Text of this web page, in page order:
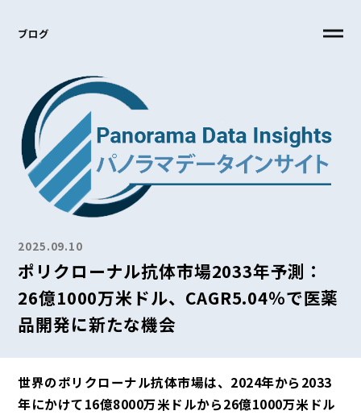
ブログ
2025.09.10
ポリクローナル抗体市場2033年予測：
26億1000万米ドル、CAGR5.04％で医薬
品開発に新たな機会
世界のポリクローナル抗体市場は、2024年から2033
年にかけて16億8000万米ドルから26億1000万米ドル